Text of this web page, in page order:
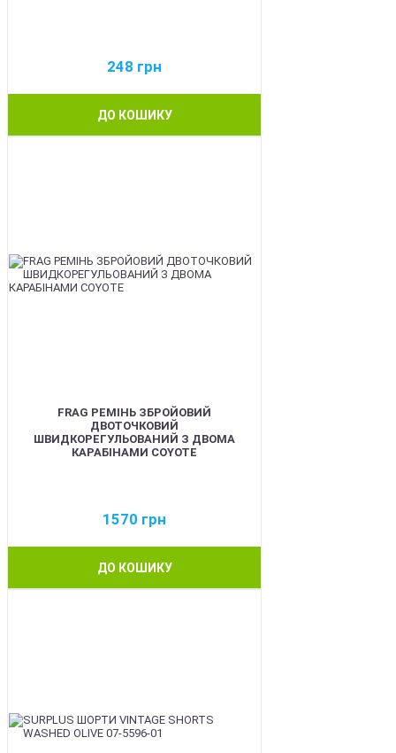
248 грн
ДО КОШИКУ
FRAG РЕМІНЬ ЗБРОЙОВИЙ
ДВОТОЧКОВИЙ
ШВИДКОРЕГУЛЬОВАНИЙ З ДВОМА
КАРАБІНАМИ COYOTE
1570 грн
ДО КОШИКУ